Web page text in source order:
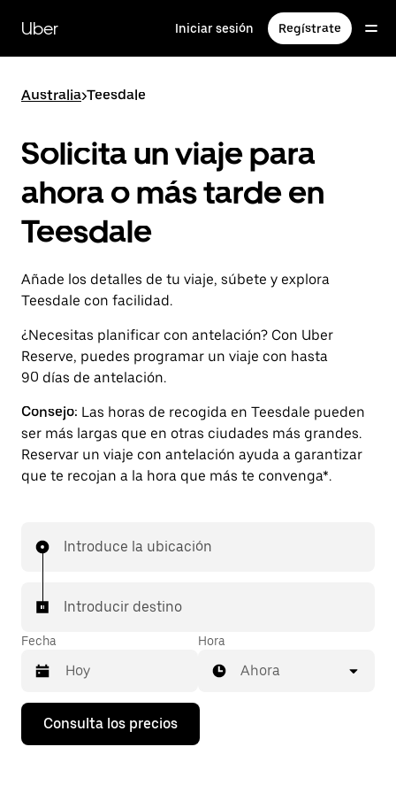
contenido
principal
Uber Iniciar sesión Regístrate
Australia>Teesdale
Solicita un viaje para
ahora o más tarde en
Teesdale
Añade los detalles de tu viaje, súbete y explora
Teesdale con facilidad.
¿Necesitas planificar con antelación? Con Uber
Reserve, puedes programar un viaje con hasta
90 días de antelación.
Consejo: Las horas de recogida en Teesdale pueden
ser más largas que en otras ciudades más grandes.
Reservar un viaje con antelación ayuda a garantizar
que te recojan a la hora que más te convenga*.
Introduce la ubicación
Introducir destino
Fecha
Pulsa
flecha
Hora
Ahora
Consulta los precios